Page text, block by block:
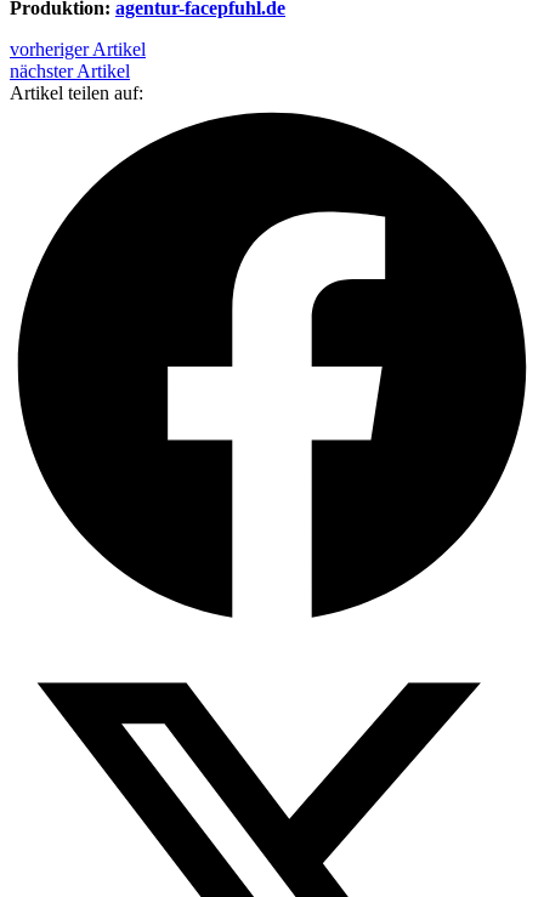
Produktion: agentur-facepfuhl.de
vorheriger Artikel
nächster Artikel
Artikel teilen auf: